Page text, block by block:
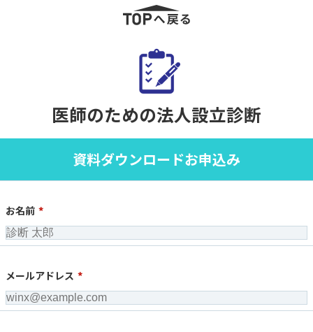
医師のための法人設立診断
資料ダウンロードお申込み
お名前 *
メールアドレス *